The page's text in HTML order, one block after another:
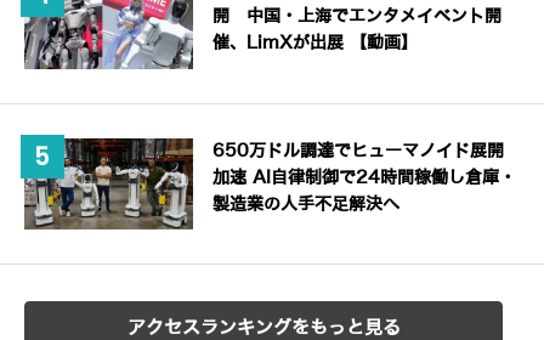
開 中国・上海でエンタメイベント開
催、LimXが出展 【動画】
650万ドル調達でヒューマノイド展開
加速 AI自律制御で24時間稼働し倉庫・
製造業の人手不足解決へ
アクセスランキングをもっと見る